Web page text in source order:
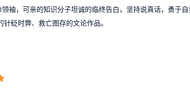
领袖，可亲的知识分子坦诚的临终告白，坚持说真话，勇于
砭时弊、救亡图存的文论作品。